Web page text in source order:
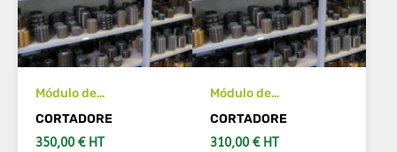
Módulo de
herramientas de
cuchillo 7 Acabado 20°
CORTADORE
350,00 € HT
Módulo de
herramientas de
cuchillo 5 Acabado 20°
CORTADORE
310,00 € HT